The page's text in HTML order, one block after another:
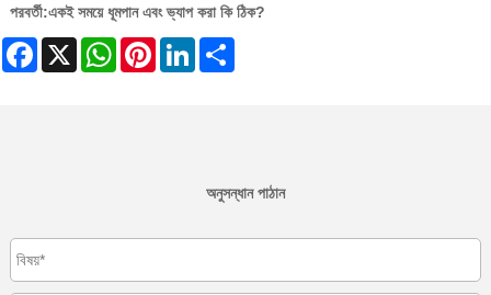
পরবর্তী:একই সময়ে ধূমপান এবং ভ্যাপ করা কি ঠিক?
Facebook WhatsAppPinterestLinkedIn
অনুসন্ধান পাঠান